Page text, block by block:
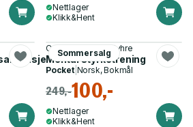
Nettlager
Klikk&Hent
til selvledelse
Sommersalg
Cecilie Ystenes Myhre
Mental styrketrening
Pocket| Norsk, Bokmål
249,-100,-
Nettlager
Klikk&Hent